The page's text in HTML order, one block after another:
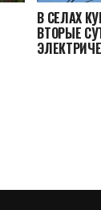
В СЕЛАХ
ВТОРЫЕ